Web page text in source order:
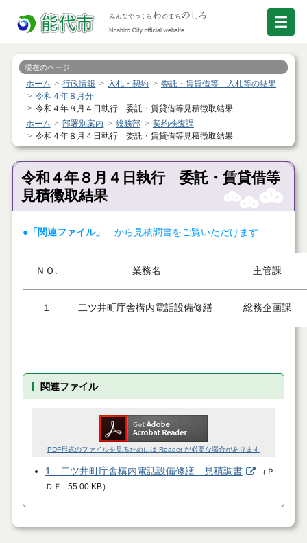
現在のページ
ホーム 行政情報 入札・契約
委託・賃貸借等 入札等の結果
令和４年８月分
令和４年８月４日執行 委託・賃貸借等見積徴取結果
ホーム
部署別案内 総務部
契約検査課
令和４年８月４日執行 委託・賃貸借等見積徴取結果
令和４年８月４日執行 委託・賃貸借等
見積徴取結果
●「関連ファイル」 から見積調書をご覧いただけます
ＮＯ. 業務名 主管課
１ 二ツ井町庁舎構内電話設備修繕 総務企画課
関連ファイル
PDF形式のファイルを見るためには Reader が必要な場合があります
1 二ツ井町庁舎構内電話設備修繕 見積調書 （ Ｐ
ＤＦ
55.00 KB）